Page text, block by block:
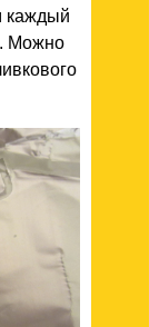
каждый
Можно